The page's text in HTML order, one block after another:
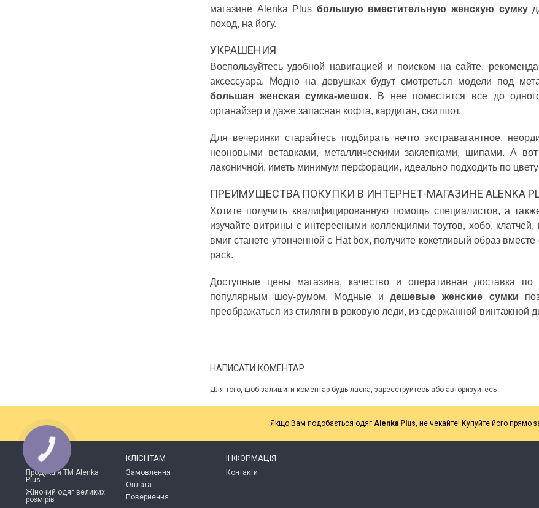
магазине Alenka Plus большую вместительную женскую сумку
поход, на йогу.
УКРАШЕНИЯ
Воспользуйтесь удобной навигацией и поиском на сайте,
аксессуара. Модно на девушках будут смотреться модели под
большая женская сумка-мешок. В нее поместятся все до
органайзер и даже запасная кофта, кардиган, свитшот.
Для вечеринки старайтесь подбирать нечто экстравагантное,
неоновыми вставками, металлическими заклепками, шипами. А
лаконичной, иметь минимум перфорации, идеально подходить по
ПРЕИМУЩЕСТВА ПОКУПКИ В ИНТЕРНЕТ-МАГАЗИНЕ ALENKA
Хотите получить квалифицированную помощь специалистов, а
изучайте витрины с интересными коллекциями тоутов, хобо,
вмиг станете утонченной с Hat box, получите кокетливый образ
pack.
Доступные цены магазина, качество и оперативная доставка
популярным шоу-румом. Модные идешевые женские сумки
преображаться из стиляги в роковую леди, из сдержанной винтажной
НАПИСАТИ КОМЕНТАР
Для того, щоб залишити коментар будь ласка, зареєструйтесь або авторизуйтесь
Якщо Вам подобається одяг Alenka Plus, не чекайте! Купуйте його прямо
КАТАЛОГ
Продукція ТМ Alenka
Plus
Жіночий одяг великих
розмірів
КЛІЄНТАМ
Замовлення
Оплата
Повернення
ІНФОРМАЦІЯ
Контакти